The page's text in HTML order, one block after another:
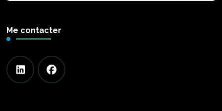
?
Me contacter